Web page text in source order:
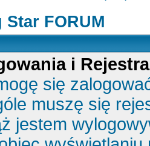
Star FORUM
i
się
muszę się
jestem